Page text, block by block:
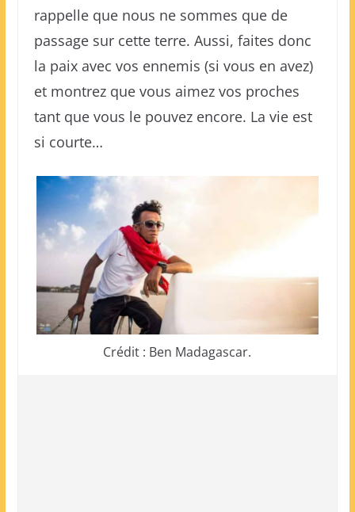
rappelle que nous ne sommes que de
passage sur cette terre. Aussi, faites donc
la paix avec vos ennemis (si vous en avez)
et montrez que vous aimez vos proches
tant que vous le pouvez encore. La vie est
si courte…
Crédit : Ben Madagascar.